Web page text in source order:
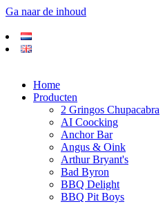
Ga naar de inhoud
Home
Producten
2 Gringos Chupacabra
AI Coocking
Anchor Bar
Angus & Oink
Arthur Bryant's
Bad Byron
BBQ Delight
BBQ Pit Boys